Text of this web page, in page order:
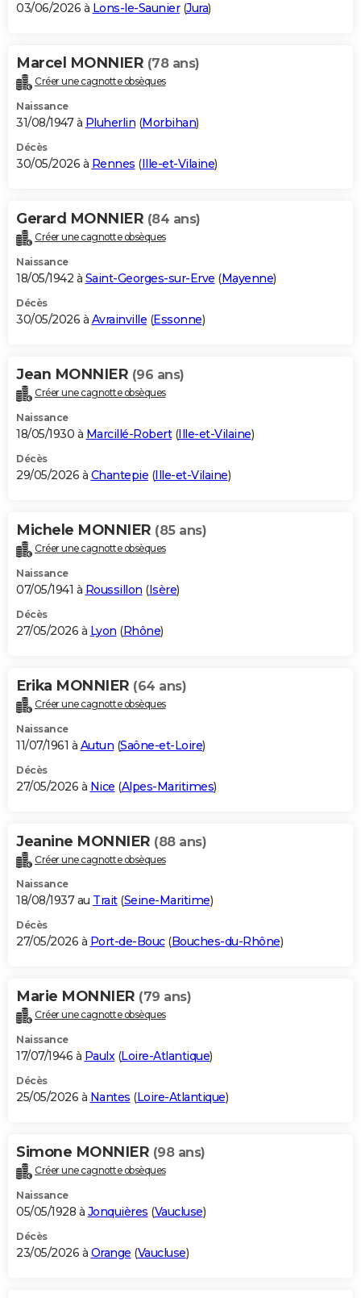
03/06/2026 à Lons-le-Saunier(Jura)
Marcel MONNIER (78 ans)
Créer une cagnotte obsèques
Naissance
31/08/1947 à Pluherlin (Morbihan)
Décès
30/05/2026 à Rennes (Ille-et-Vilaine)
Gerard MONNIER (84 ans)
Créer une cagnotte obsèques
Naissance
18/05/1942 à Saint-Georges-sur-Erve (Mayenne)
Décès
30/05/2026 à Avrainville (Essonne)
Jean MONNIER (96 ans)
Créer une cagnotte obsèques
Naissance
18/05/1930 à Marcillé-Robert(Ille-et-Vilaine)
Décès
29/05/2026 à Chantepie (Ille-et-Vilaine)
Michele MONNIER (85 ans)
Créer une cagnotte obsèques
Naissance
07/05/1941 à Roussillon (Isère)
Décès
27/05/2026 à Lyon (Rhône)
Erika MONNIER (64 ans)
Créer une cagnotte obsèques
Naissance
11/07/1961 à Autun (Saône-et-Loire)
Décès
27/05/2026 à Nice (Alpes-Maritimes)
Jeanine MONNIER (88 ans)
Créer une cagnotte obsèques
Naissance
18/08/1937 au Trait(Seine-Maritime)
Décès
27/05/2026 à Port-de-Bouc(Bouches-du-Rhône)
Marie MONNIER (79 ans)
Créer une cagnotte obsèques
Naissance
17/07/1946 à Paulx(Loire-Atlantique)
Décès
25/05/2026 à Nantes (Loire-Atlantique)
Simone MONNIER (98 ans)
Créer une cagnotte obsèques
Naissance
05/05/1928 à Jonquières (Vaucluse)
Décès
23/05/2026 à Orange (Vaucluse)